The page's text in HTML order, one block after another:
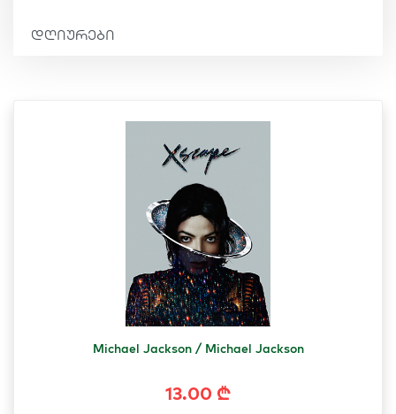
დღიურები
Michael Jackson / Michael Jackson
13.00 ₾